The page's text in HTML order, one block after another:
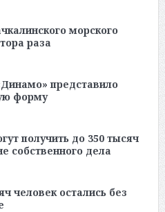
морского
раза
представило
форму
получить до 350 тысяч
собственного дела
человек остались без